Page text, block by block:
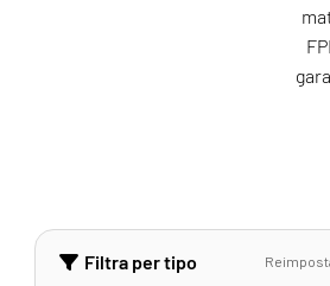
Filtra per tipo